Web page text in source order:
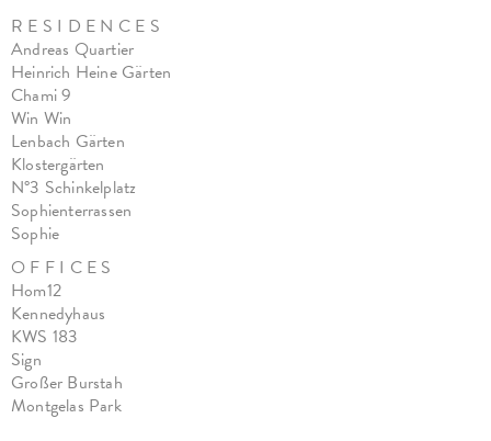
R E S I D E N C E S
Andreas Quartier
Heinrich Heine Gärten
Chami 9
Win Win
Lenbach Gärten
Klostergärten
N°3 Schinkelplatz
Sophienterrassen
Sophie
O F F I C E S
Hom12
Kennedyhaus
KWS 183
Sign
Großer Burstah
Montgelas Park